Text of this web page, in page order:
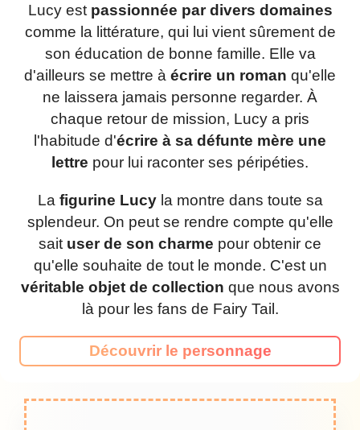
Lucy est passionnée par divers domaines
comme la littérature, qui lui vient sûrement de
son éducation de bonne famille. Elle va
d'ailleurs se mettre à écrire un roman qu'elle
ne laissera jamais personne regarder. À
chaque retour de mission, Lucy a pris
l'habitude d'écrire à sa défunte mère une
lettre pour lui raconter ses péripéties.
La figurine Lucyla montre dans toute sa
splendeur. On peut se rendre compte qu'elle
sait user de son charme pour obtenir ce
qu'elle souhaite de tout le monde. C'est un
véritable objet de collection que nous avons
là pour les fans de Fairy Tail.
Découvrir le personnage